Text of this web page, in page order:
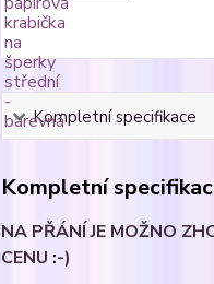
Kompletní specifikace
Kompletní
NA PŘÁNÍ JE MOŽNO
CENU :-)